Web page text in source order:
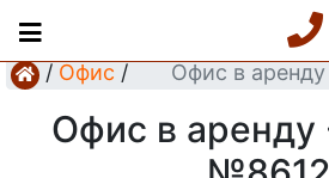
/ Офис / Офис в
Офис в аренду